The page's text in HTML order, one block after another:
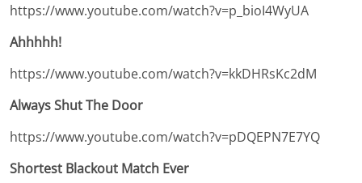
https://www.youtube.com/watch?v=p_bioI4WyUA
Ahhhhh!
https://www.youtube.com/watch?v=kkDHRsKc2dM
Always Shut The Door
https://www.youtube.com/watch?v=pDQEPN7E7YQ
Shortest Blackout Match Ever